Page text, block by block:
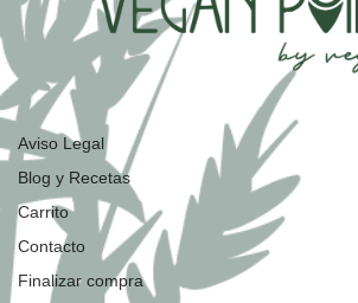
Aviso Legal
Blog y Recetas
Carrito
Contacto
Finalizar compra